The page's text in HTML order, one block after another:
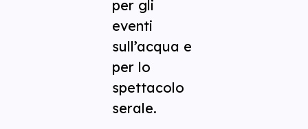
per gli
eventi
sull’acqua e
per lo
spettacolo
serale.